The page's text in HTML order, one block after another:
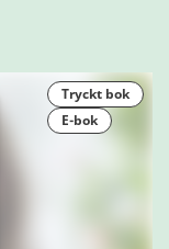
tryckt bok
e-bok